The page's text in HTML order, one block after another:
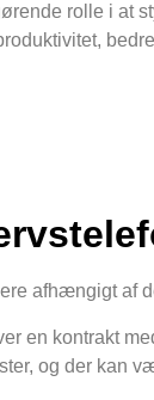
rolle i at
afhængigt af
en kontrakt
og der kan